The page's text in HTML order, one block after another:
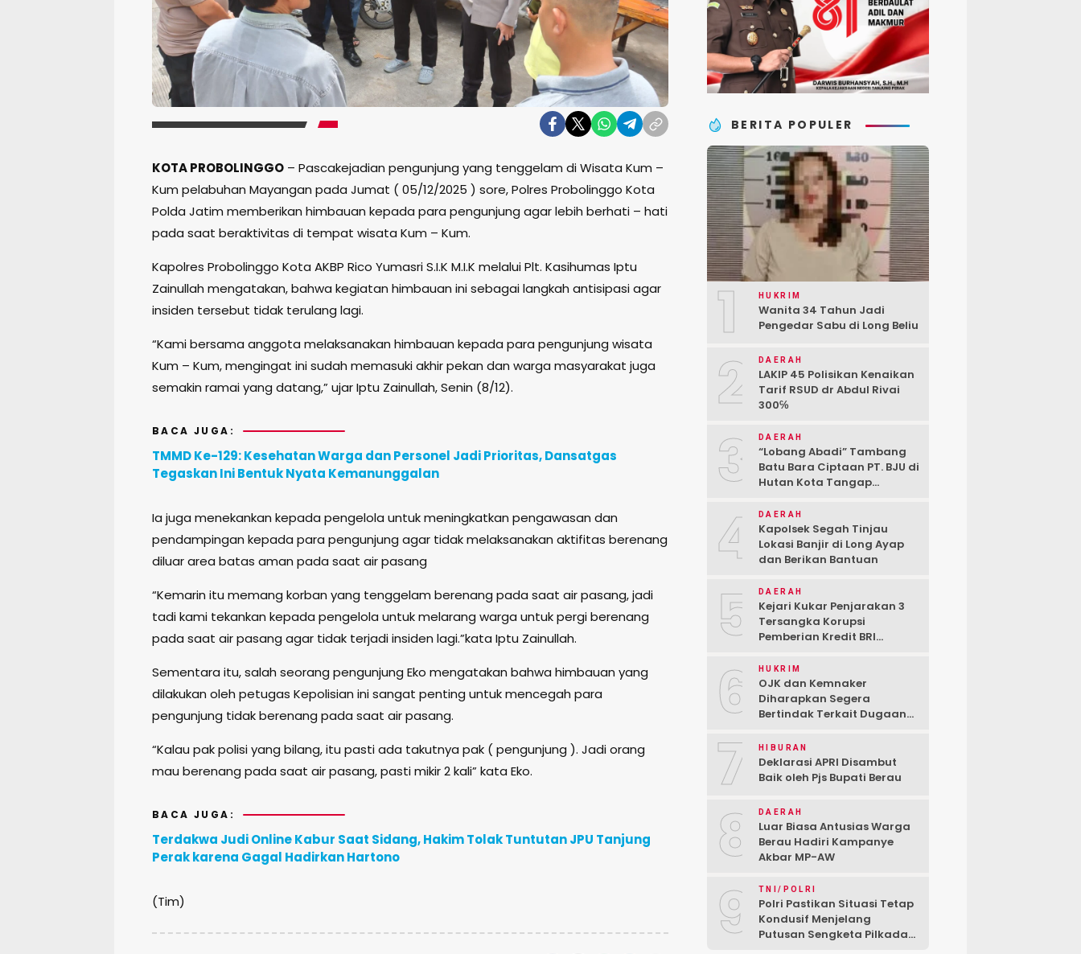
KOTA PROBOLINGGO – Pascakejadian pengunjung yang tenggelam di Wisata Kum –
Kum pelabuhan Mayangan pada Jumat ( 05/12/2025 ) sore, Polres Probolinggo Kota
Polda Jatim memberikan himbauan kepada para pengunjung agar lebih berhati – hati
pada saat beraktivitas di tempat wisata Kum – Kum.
Kapolres Probolinggo Kota AKBP Rico Yumasri S.I.K M.I.K melalui Plt. Kasihumas Iptu
Zainullah mengatakan, bahwa kegiatan himbauan ini sebagai langkah antisipasi agar
insiden tersebut tidak terulang lagi.
“Kami bersama anggota melaksanakan himbauan kepada para pengunjung wisata
Kum – Kum, mengingat ini sudah memasuki akhir pekan dan warga masyarakat juga
semakin ramai yang datang,” ujar Iptu Zainullah, Senin (8/12).
BACA JUGA:
TMMD Ke-129: Kesehatan Warga dan Personel Jadi Prioritas, Dansatgas
Tegaskan Ini Bentuk Nyata Kemanunggalan
Ia juga menekankan kepada pengelola untuk meningkatkan pengawasan dan
pendampingan kepada para pengunjung agar tidak melaksanakan aktifitas berenang
diluar area batas aman pada saat air pasang
“Kemarin itu memang korban yang tenggelam berenang pada saat air pasang, jadi
tadi kami tekankan kepada pengelola untuk melarang warga untuk pergi berenang
pada saat air pasang agar tidak terjadi insiden lagi.”kata Iptu Zainullah.
Sementara itu, salah seorang pengunjung Eko mengatakan bahwa himbauan yang
dilakukan oleh petugas Kepolisian ini sangat penting untuk mencegah para
pengunjung tidak berenang pada saat air pasang.
“Kalau pak polisi yang bilang, itu pasti ada takutnya pak ( pengunjung ). Jadi orang
mau berenang pada saat air pasang, pasti mikir 2 kali” kata Eko.
BACA JUGA:
Terdakwa Judi Online Kabur Saat Sidang, Hakim Tolak Tuntutan JPU Tanjung
Perak karena Gagal Hadirkan Hartono
(Tim)
BERITA POPULER
1 HUKRIM
Wanita 34 Tahun Jadi
Pengedar Sabu di Long Beliu
2 DAERAH
LAKIP 45 Polisikan Kenaikan
Tarif RSUD dr Abdul Rivai
300℅
3 DAERAH
“Lobang Abadi” Tambang
Batu Bara Ciptaan PT. BJU di
Hutan Kota Tangap
4 DAERAH
Kapolsek Segah Tinjau
Lokasi Banjir di Long Ayap
dan Berikan Bantuan
5 DAERAH
Kejari Kukar Penjarakan 3
Tersangka Korupsi
Pemberian Kredit BRI
6 HUKRIM
OJK dan Kemnaker
Diharapkan Segera
Bertindak Terkait Dugaan
Sesuka Hati
7 HIBURAN
Deklarasi APRI Disambut
Baik oleh Pjs Bupati Berau
8 DAERAH
Luar Biasa Antusias Warga
Berau Hadiri Kampanye
Akbar MP-AW
9 TNI/POLRI
Polri Pastikan Situasi Tetap
Kondusif Menjelang
Putusan Sengketa Pilkada